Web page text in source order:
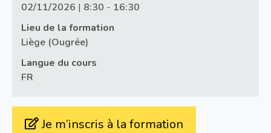
02/11/2026 | 8:30 - 16:30
Lieu de la formation
Liège (Ougrée)
Langue du cours
FR
Je m’inscris à la formation